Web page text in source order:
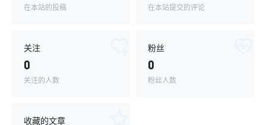
在本站的投稿 在本站提交的评论
关注
0
关注的人数
粉丝
0
粉丝人数
收藏的文章